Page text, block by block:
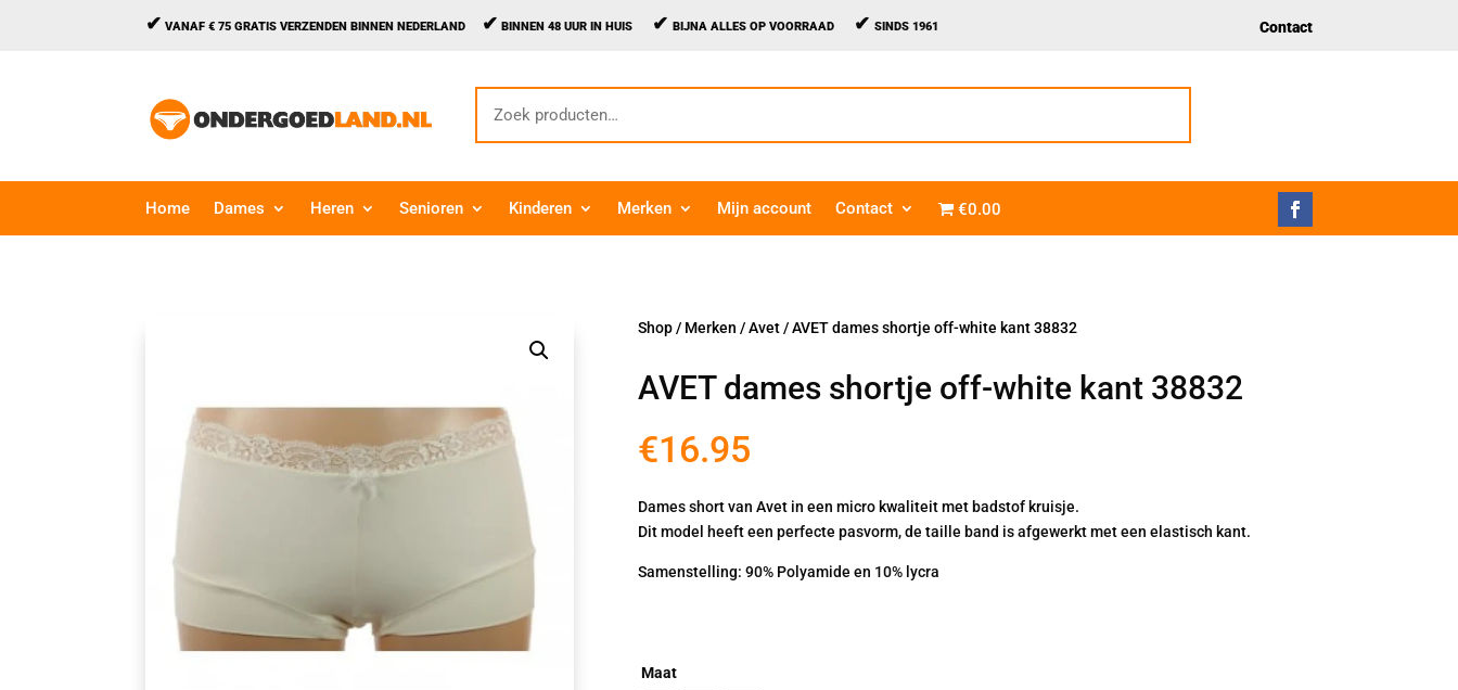
✔ VANAF € 75 GRATIS VERZENDEN BINNEN NEDERLAND ✔ BINNEN 48 UUR IN HUIS ✔BIJNA ALLES OP VOORRAAD ✔SINDS 1961 Contact
Zoeken
naar:
Home Dames Heren Senioren Kinderen Merken Mijn account Contact €0.00
Shop/ Merken /Avet/ AVET dames shortje off-white kant 38832
AVET dames shortje off-white kant 38832
€16.95
Dames short van Avet in een micro kwaliteit met badstof kruisje.
Dit model heeft een perfecte pasvorm, de taille band is afgewerkt met een elastisch kant.
Samenstelling: 90% Polyamide en 10% lycra
Maat